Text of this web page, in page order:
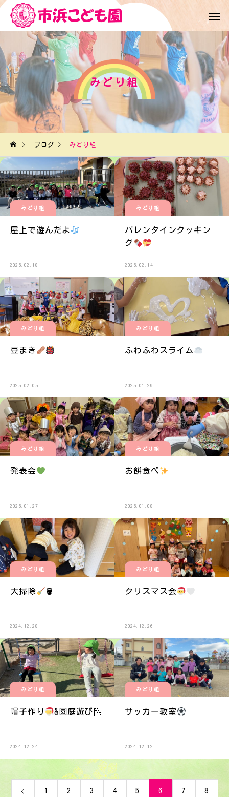
みどり組
ブログ みどり組
みどり組
屋上で遊んだよ
2025.02.18
みどり組
バレンタインクッキン
グ
2025.02.14
みどり組
豆まき
2025.02.05
みどり組
ふわふわスライム
2025.01.29
みどり組
発表会
2025.01.27
みどり組
お餅食べ
2025.01.08
みどり組
大掃除 🪣
2024.12.28
みどり組
クリスマス会
2024.12.26
みどり組
帽子作り &園庭遊び🛝
2024.12.24
みどり組
サッカー教室
2024.12.12
1 2 3 4 5 6 7 8